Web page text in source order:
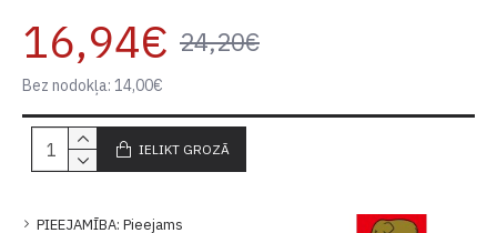
PIEEJAMĪBA: Pieejams
16,94€ 24,20€
Bez nodokļa: 14,00€
IELIKT GROZĀ